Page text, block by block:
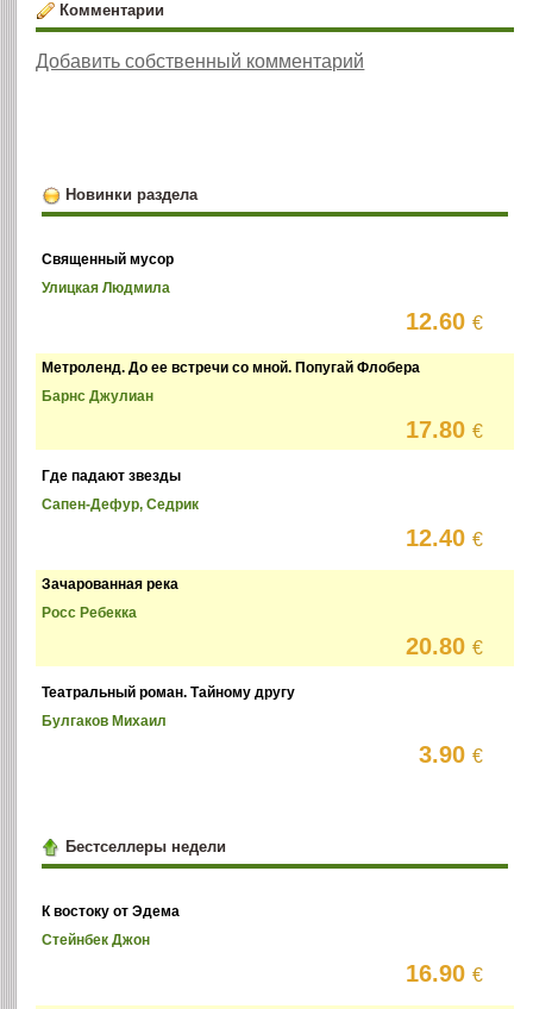
Комментарии
Добавить собственный комментарий
Новинки раздела
Священный мусор
Улицкая Людмила
12.60€
Метроленд. До ее встречи со мной. Попугай Флобера
Барнс Джулиан
17.80€
Где падают звезды
Сапен-Дефур, Седрик
12.40€
Зачарованная река
Росс Ребекка
20.80€
Театральный роман. Тайному другу
Булгаков Михаил
3.90€
Бестселлеры недели
К востоку от Эдема
Стейнбек Джон
16.90€